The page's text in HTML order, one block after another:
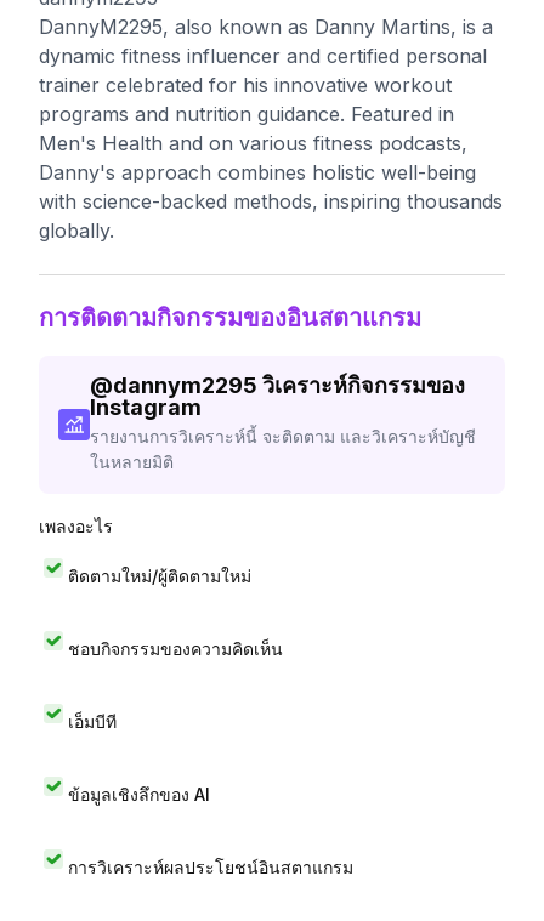
DannyM2295, also known as Danny Martins, is a
dynamic fitness influencer and certified personal
trainer celebrated for his innovative workout
programs and nutrition guidance. Featured in
Men's Health and on various fitness podcasts,
Danny's approach combines holistic well-being
with science-backed methods, inspiring thousands
globally.
การติดตามกิจกรรมของอินสตาแกรม
@dannym2295 วิเคราะห์กิจกรรมของ
Instagram
รายงานการวิเคราะห์นี้ จะติดตาม และวิเคราะห์บัญชี
ในหลายมิติ
เพลงอะไร
ติดตามใหม่/ผู้ติดตามใหม่
ชอบกิจกรรมของความคิดเห็น
เอ็มบีที
ข้อมูลเชิงลึกของ AI
การวิเคราะห์ผลประโยชน์อินสตาแกรม